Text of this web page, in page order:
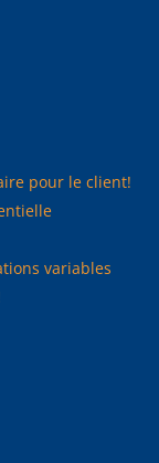
pour le client!
variables